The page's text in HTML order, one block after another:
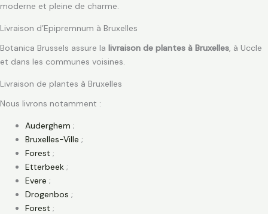
moderne et pleine de charme.
Livraison d’Epipremnum à Bruxelles
Botanica Brussels assure la livraison de plantes à Bruxelles, à Uccle
et dans les communes voisines.
Livraison de plantes à Bruxelles
Nous livrons notamment :
Auderghem ;
Bruxelles-Ville ;
Forest ;
Etterbeek ;
Evere ;
Drogenbos ;
Forest ;